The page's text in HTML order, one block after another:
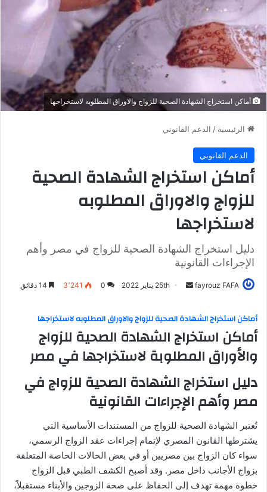
أماكن استخراج الشهادة الصحية للزواج والاوراق المطلوبه لاستخراجها
الرئيسية / الدعم القانوني
الدعم القانوني
أماكن استخراج الشهادة الصحية
للزواج والاوراق المطلوبه
لاستخراجها
دليل استخراج الشهادة الصحية للزواج في مصر وأهم
الإجراءات القانونية
fayrouz FAFA
س
ب
ر
د
ا
ل
ك
ت
ر
و
25th يناير 2022 0 3٬241
أماكن استخراج الشهادة الصحية للزواج والاوراق المطلوبه لاستخراجها
أماكن استخراج الشهادة الصحية للزواج
والأوراق المطلوبة لاستخراجها في مصر
دليل استخراج الشهادة الصحية للزواج في
مصر وأهم الإجراءات القانونية
تُعتبر الشهادة الصحية للزواج من المستندات الأساسية التي
يشترطها القانون المصري لإتمام إجراءات عقد الزواج الرسمي،
سواء كان الزواج بين مصريين أو في بعض الحالات الخاصة المتعلقة
بزواج الأجانب داخل مصر. وقد أصبح الكشف الطبي قبل الزواج
خطوة مهمة تهدف إلى الحفاظ على صحة الزوجين والأبناء مستقبلاً،